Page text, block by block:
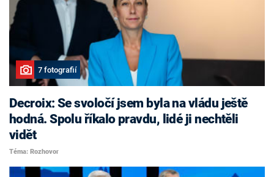
7 fotografií
Decroix: Se svoločí jsem byla na vládu ještě
hodná. Spolu říkalo pravdu, lidé ji nechtěli
vidět
Téma: Rozhovor